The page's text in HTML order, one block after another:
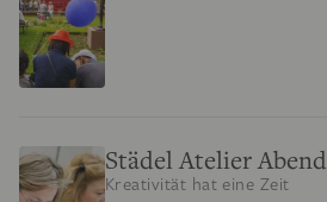
Städel Atelier Abend
Kreativität hat eine Zeit